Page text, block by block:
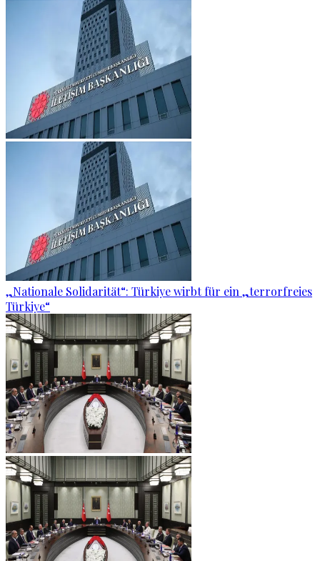
„Nationale Solidarität“: Türkiye wirbt für ein „terrorfreies
Türkiye“